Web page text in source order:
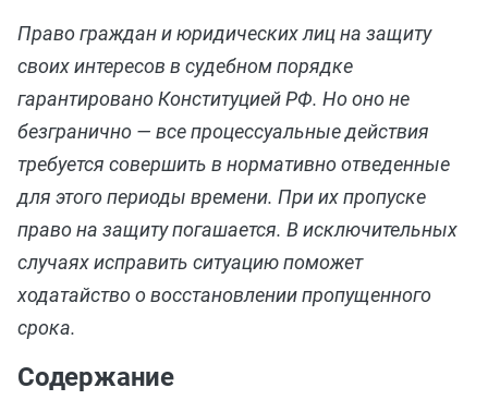
Право граждан и юридических лиц на защиту
своих интересов в судебном порядке
гарантировано Конституцией РФ. Но оно не
безгранично — все процессуальные действия
требуется совершить в нормативно отведенные
для этого периоды времени. При их пропуске
право на защиту погашается. В исключительных
случаях исправить ситуацию поможет
ходатайство о восстановлении пропущенного
срока.
Содержание